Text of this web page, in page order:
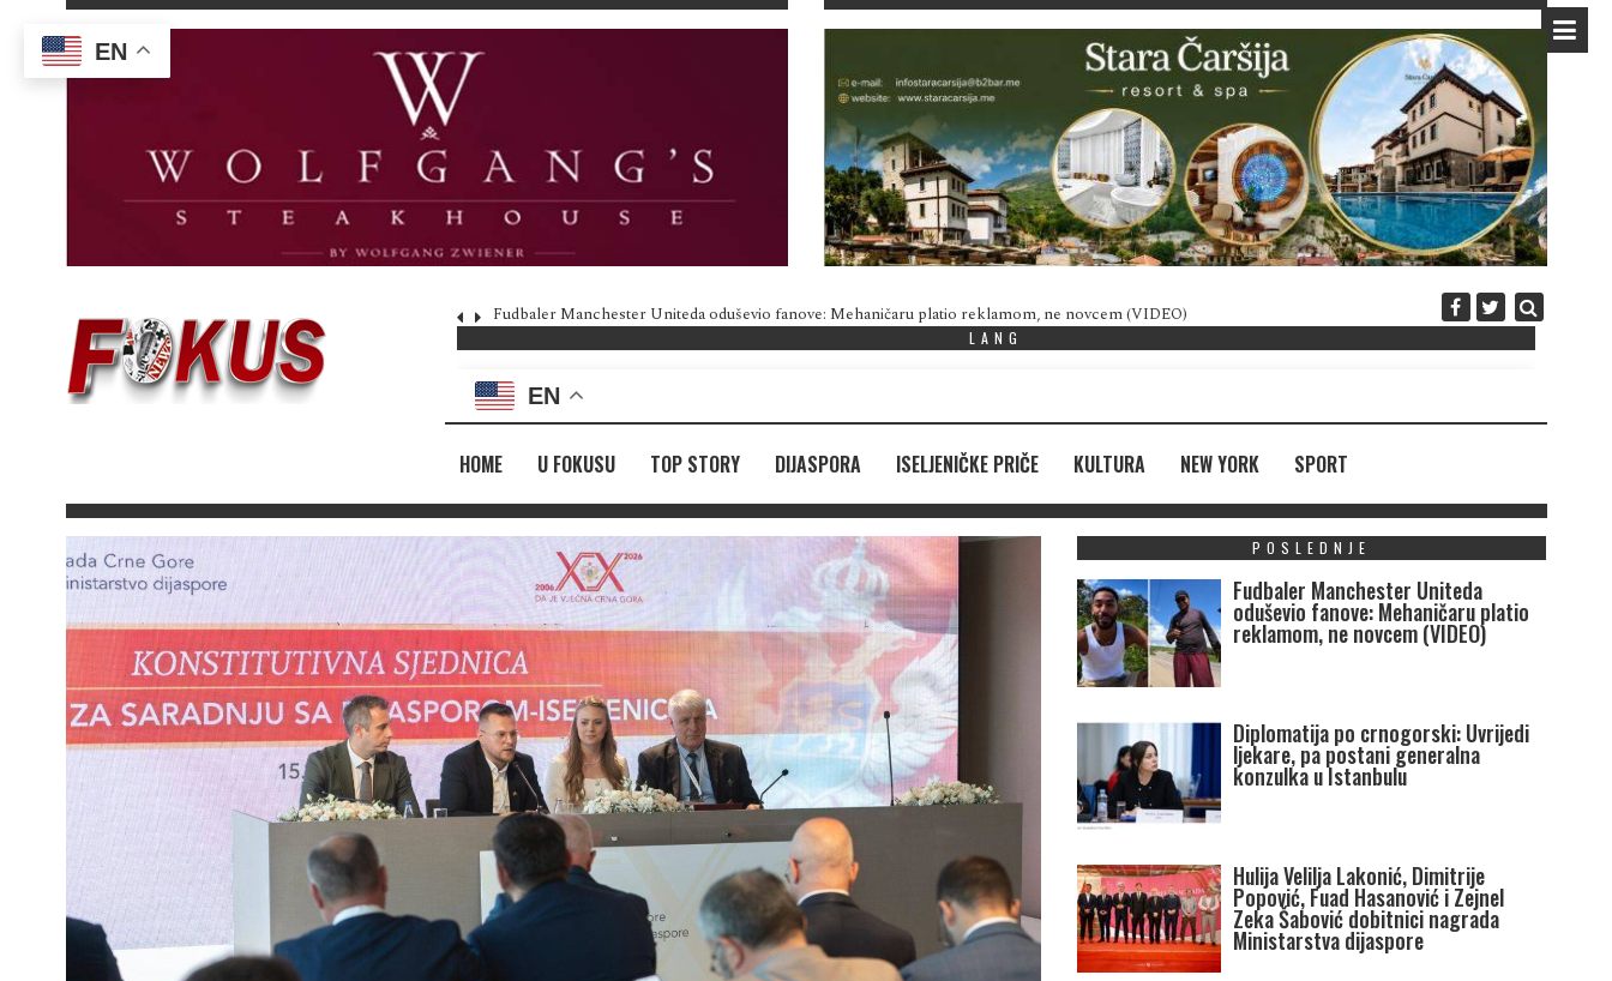
Fudbaler Manchester Uniteda oduševio fanove: Mehaničaru platio reklamom, ne novcem (VIDEO) Diplomatija po
LANG
EN
HOME U FOKUSU TOP STORY DIJASPORA ISELJENIČKE PRIČE KULTURA NEW YORK SPORT
POSLEDNJE
Fudbaler Manchester Uniteda
oduševio fanove: Mehaničaru platio
reklamom, ne novcem (VIDEO)
Diplomatija po crnogorski: Uvrijedi
ljekare, pa postani generalna
konzulka u Istanbulu
Hulija Velilja Lakonić, Dimitrije
Popović, Fuad Hasanović i Zejnel
Zeka Šabović dobitnici nagrada
Ministarstva dijaspore
EN